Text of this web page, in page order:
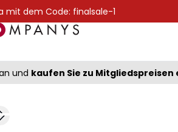
mit dem Code: finalsale-1
und kaufen Sie zu Mitgliedspreisen
slide